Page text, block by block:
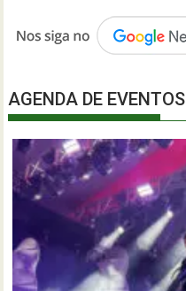
AGENDA DE EVENTOS